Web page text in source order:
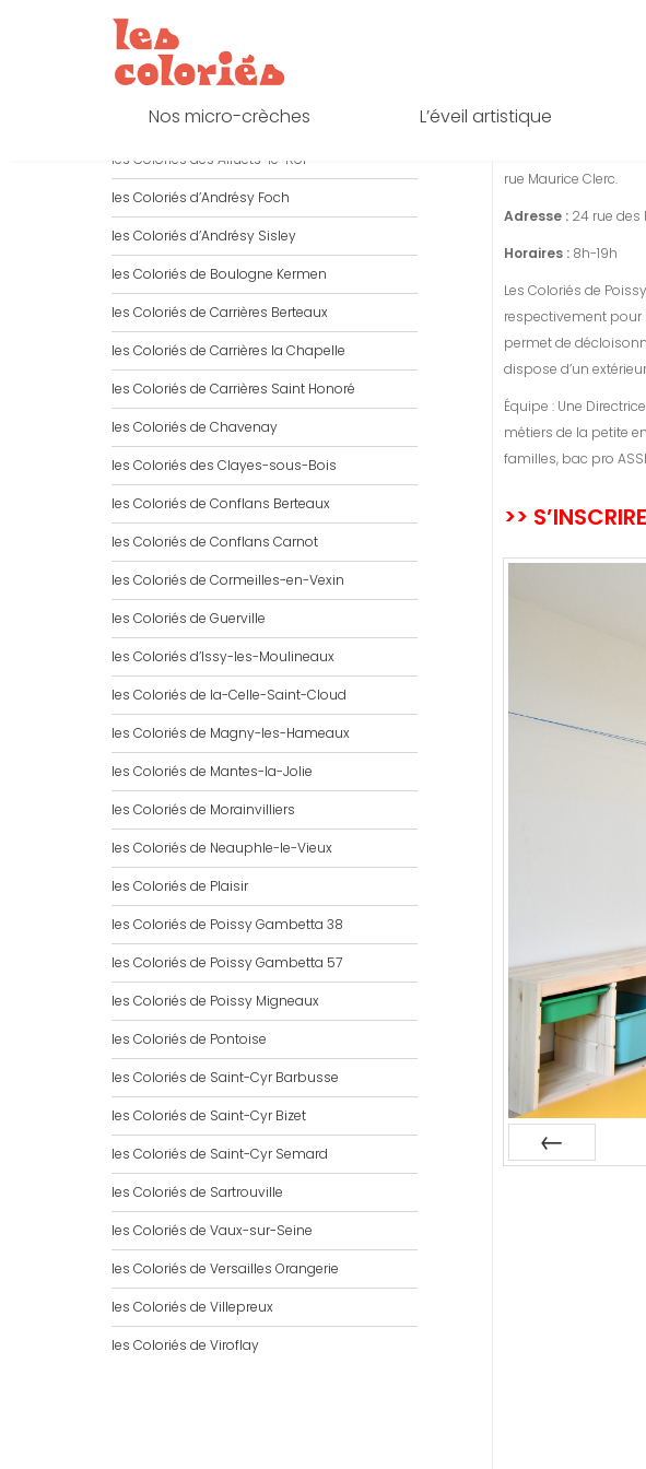
Nos micro-crèches L’éveil artistique
MICRO-
Le 11 avril 2023 Par Les
rue Maurice Clerc.
Adresse : 24 rue des
Horaires : 8h-19h
Les Coloriés de
respectivement pour
permet de
dispose d’un
Équipe : Une
métiers de la petite
familles, bac pro
>> S’INSCRIRE
NOS MICRO-CRÈCHES
les Coloriés d’Achères
les Coloriés des Alluets-le-Roi
les Coloriés d’Andrésy Foch
les Coloriés d’Andrésy Sisley
les Coloriés de Boulogne Kermen
les Coloriés de Carrières Berteaux
les Coloriés de Carrières la Chapelle
les Coloriés de Carrières Saint Honoré
les Coloriés de Chavenay
les Coloriés des Clayes-sous-Bois
les Coloriés de Conflans Berteaux
les Coloriés de Conflans Carnot
les Coloriés de Cormeilles-en-Vexin
les Coloriés de Guerville
les Coloriés d’Issy-les-Moulineaux
les Coloriés de la-Celle-Saint-Cloud
les Coloriés de Magny-les-Hameaux
les Coloriés de Mantes-la-Jolie
les Coloriés de Morainvilliers
les Coloriés de Neauphle-le-Vieux
les Coloriés de Plaisir
les Coloriés de Poissy Gambetta 38
les Coloriés de Poissy Gambetta 57
les Coloriés de Poissy Migneaux
les Coloriés de Pontoise
les Coloriés de Saint-Cyr Barbusse
les Coloriés de Saint-Cyr Bizet
les Coloriés de Saint-Cyr Semard
les Coloriés de Sartrouville
les Coloriés de Vaux-sur-Seine
les Coloriés de Versailles Orangerie
les Coloriés de Villepreux
les Coloriés de Viroflay